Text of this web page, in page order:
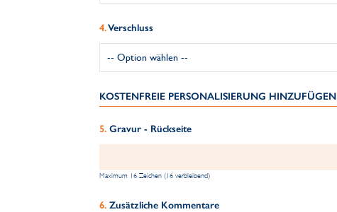
Verschluss
KOSTENFREIE PERSONALISIERUNG HINZUFÜGEN
Gravur - Rückseite
Maximum 16 Zeichen (16 verbleibend)
Zusätzliche Kommentare